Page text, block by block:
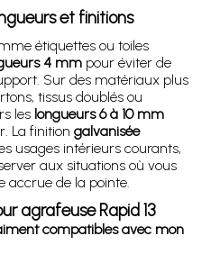
et finitions
étiquettes ou toiles
4 mm pour éviter de
Sur des matériaux plus
tissus doublés ou
les longueurs 6 à 10 mm
La finition galvanisée
usages intérieurs courants,
aux situations où vous
accrue de la pointe.
agrafeuse Rapid 13
compatibles avec mon